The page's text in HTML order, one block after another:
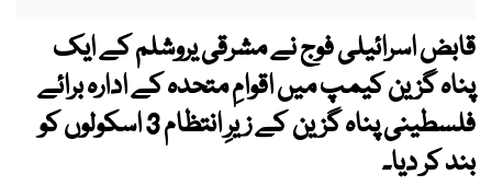
قابض اسرائیلی فوج نے مشرقی یروشلم کے ایک
پناہ گزین کیمپ میں اقوامِ متحدہ کے ادارہ برائے
فلسطینی پناہ گزین کے زیرِ انتظام 3 اسکولوں کو
بند کر دیا۔